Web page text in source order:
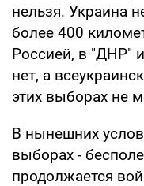
нельзя. Украина
более 400
Россией, в "ДНР"
нет, а
этих выборах не
В нынешних
выборах -
продолжается